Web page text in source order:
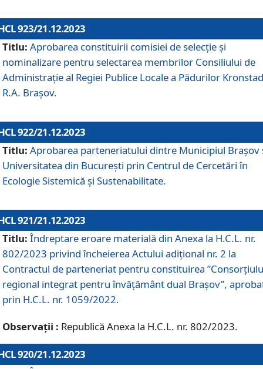
923/21.12.2023
Titlu: Aprobarea constituirii comisiei de selecție și
nominalizare pentru selectarea membrilor Consiliului de
Administrație al Regiei Publice Locale a Pădurilor
R.A. Brașov.
922/21.12.2023
Titlu: Aprobarea parteneriatului dintre Municipiul Brașov
Universitatea din București prin Centrul de Cercetări în
Ecologie Sistemică și Sustenabilitate.
921/21.12.2023
Titlu: Îndreptare eroare materială din Anexa la H.C.L. nr.
802/2023 privind încheierea Actului adițional nr. 2 la
Contractul de parteneriat pentru constituirea
regional integrat pentru învățământ dual Brașov”,
prin H.C.L. nr. 1059/2022.
Observații : Republică Anexa la H.C.L. nr. 802/2023.
920/21.12.2023